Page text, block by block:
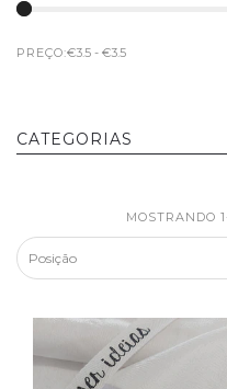
PREÇO:
CATEGORIAS
MOSTRANDO